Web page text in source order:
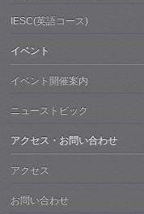
IESC(英語コース)
イベント
イベント開催案内
ニューストピック
アクセス・お問い合わせ
アクセス
お問い合わせ